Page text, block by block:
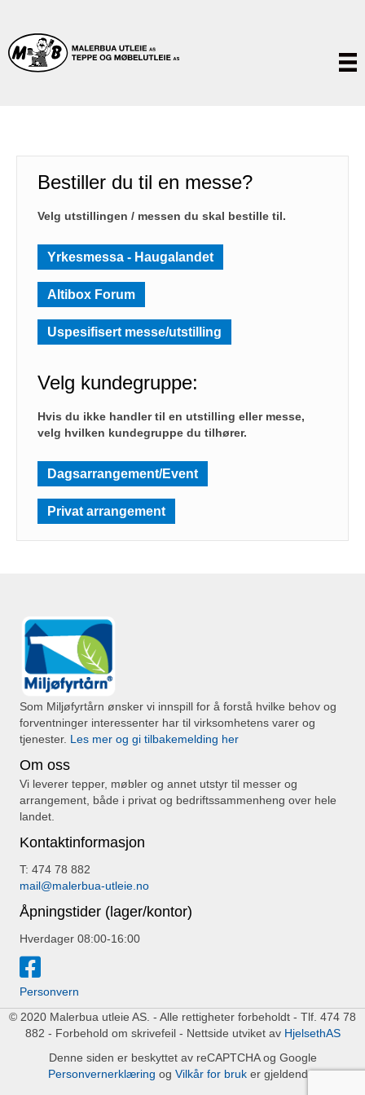
Bestiller du til en messe?
Velg utstillingen / messen du skal bestille til.
Yrkesmessa - Haugalandet
Altibox Forum
Uspesifisert messe/utstilling
Velg kundegruppe:
Hvis du ikke handler til en utstilling eller messe,
velg hvilken kundegruppe du tilhører.
Dagsarrangement/Event
Privat arrangement
Som Miljøfyrtårn ønsker vi innspill for å forstå hvilke behov og
forventninger interessenter har til virksomhetens varer og
tjenester. Les mer og gi tilbakemelding her
Om oss
Vi leverer tepper, møbler og annet utstyr til messer og
arrangement, både i privat og bedriftssammenheng over hele
landet.
Kontaktinformasjon
T: 474 78 882
mail@malerbua-utleie.no
Åpningstider (lager/kontor)
Hverdager 08:00-16:00
Personvern
© 2020 Malerbua utleie AS. - Alle rettigheter forbeholdt - Tlf. 474 78
882 - Forbehold om skrivefeil - Nettside utviket av HjelsethAS
Denne siden er beskyttet av reCAPTCHA og Google
Personvernerklæring og Vilkår for bruker gjeldende.